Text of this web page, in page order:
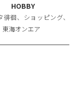
HOBBY
徘徊、ショッピング、
東海オンエア